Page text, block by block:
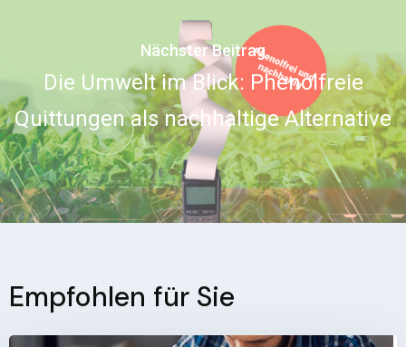
Nächster Beitrag
Die Umwelt im Blick: Phenolfreie
Quittungen als nachhaltige Alternative
Empfohlen für Sie